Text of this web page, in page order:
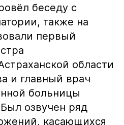
беседу с
также на
первый
области
и главный врач
больницы
озвучен ряд
касающихся